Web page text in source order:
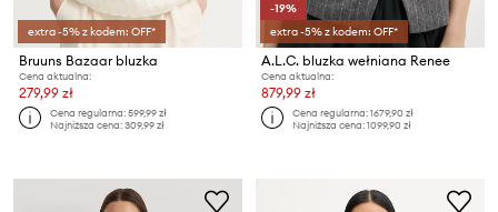
extra -5% z kodem: OFF*
Bruuns Bazaar bluzka
Cena aktualna:
279,99 zł
Cena regularna:599,99 zł
Najniższa cena:309,99 zł
-19%
extra -5% z kodem: OFF*
A.L.C. bluzka wełniana Renee
Cena aktualna:
879,99 zł
Cena regularna:1679,90 zł
Najniższa cena:1099,90 zł